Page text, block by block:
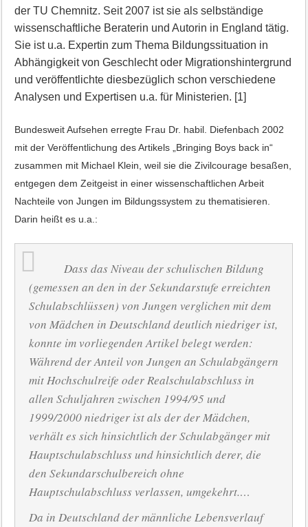
der TU Chemnitz. Seit 2007 ist sie als selbständige
wissenschaftliche Beraterin und Autorin in England tätig.
Sie ist u.a. Expertin zum Thema Bildungssituation in
Abhängigkeit von Geschlecht oder Migrationshintergrund
und veröffentlichte diesbezüglich schon verschiedene
Analysen und Expertisen u.a. für Ministerien. [1]
Bundesweit Aufsehen erregte Frau Dr. habil. Diefenbach 2002
mit der Veröffentlichung des Artikels „Bringing Boys back in“
zusammen mit Michael Klein, weil sie die Zivilcourage besaßen,
entgegen dem Zeitgeist in einer wissenschaftlichen Arbeit
Nachteile von Jungen im Bildungssystem zu thematisieren.
Darin heißt es u.a.:
Dass das Niveau der schulischen Bildung
(gemessen an den in der Sekundarstufe erreichten
Schulabschlüssen) von Jungen verglichen mit dem
von Mädchen in Deutschland deutlich niedriger ist,
konnte im vorliegenden Artikel belegt werden:
Während der Anteil von Jungen an Schulabgängern
mit Hochschulreife oder Realschulabschluss in
allen Schuljahren zwischen 1994/95 und
1999/2000 niedriger ist als der der Mädchen,
verhält es sich hinsichtlich der Schulabgänger mit
Hauptschulabschluss und hinsichtlich derer, die
den Sekundarschulbereich ohne
Hauptschulabschluss verlassen, umgekehrt.…
Da in Deutschland der männliche Lebensverlauf